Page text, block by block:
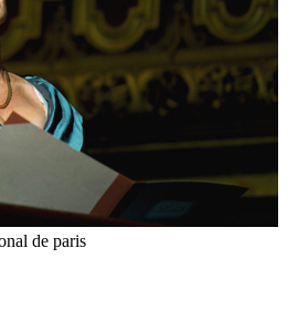
de paris